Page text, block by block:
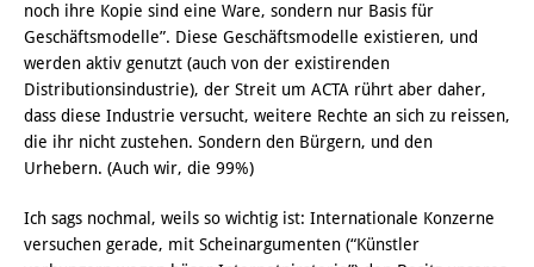
noch ihre Kopie sind eine Ware, sondern nur Basis für
Geschäftsmodelle”. Diese Geschäftsmodelle existieren, und
werden aktiv genutzt (auch von der existirenden
Distributionsindustrie), der Streit um ACTA rührt aber daher,
dass diese Industrie versucht, weitere Rechte an sich zu reissen,
die ihr nicht zustehen. Sondern den Bürgern, und den
Urhebern. (Auch wir, die 99%)
Ich sags nochmal, weils so wichtig ist: Internationale Konzerne
versuchen gerade, mit Scheinargumenten (“Künstler